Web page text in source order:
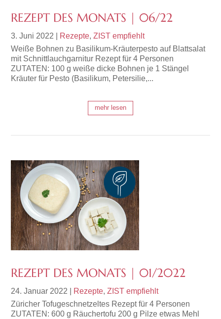
REZEPT DES MONATS | 06/22
3. Juni 2022 Rezepte,ZIST empfiehlt
Weiße Bohnen zu Basilikum-Kräuterpesto auf Blattsalat
mit Schnittlauchgarnitur Rezept für 4 Personen
ZUTATEN: 100 g weiße dicke Bohnen je 1 Stängel
Kräuter für Pesto (Basilikum, Petersilie,...
mehr lesen
REZEPT DES MONATS | 01/2022
24. Januar 2022 Rezepte,ZIST empfiehlt
Züricher Tofugeschnetzeltes Rezept für 4 Personen
ZUTATEN: 600 g Räuchertofu 200 g Pilze etwas Mehl